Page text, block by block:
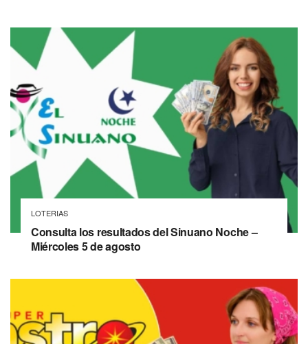
LOTERIAS
Consulta los resultados del Sinuano Noche –
Miércoles 5 de agosto